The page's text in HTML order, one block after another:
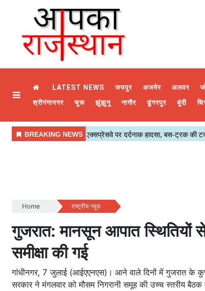
LATEST NEWS जयपुर अजमेर अलवर
श्रीगंगानगर
चूरू झुंझुनू नागौर डूंगरपुर बूंदी
Home राष्ट्रीय न्यूज़
गुजरात: मानसून आपात स्थितियों
समीक्षा की गई
गांधीनगर, 7 जुलाई (आईएएनएस)। आने वाले दिनों में गुजरात के कुछ
सरकार ने मंगलवार को मौसम निगरानी समूह की उच्च स्तरीय बैठक